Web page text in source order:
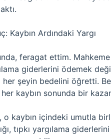
Kaybın Ardındaki Yargı
feragat ettim.
giderlerini ödemek
her şeyin bedelini öğretti.
kaybın sonunda bir
o kaybın içindeki umutla
tıpkı yargılama